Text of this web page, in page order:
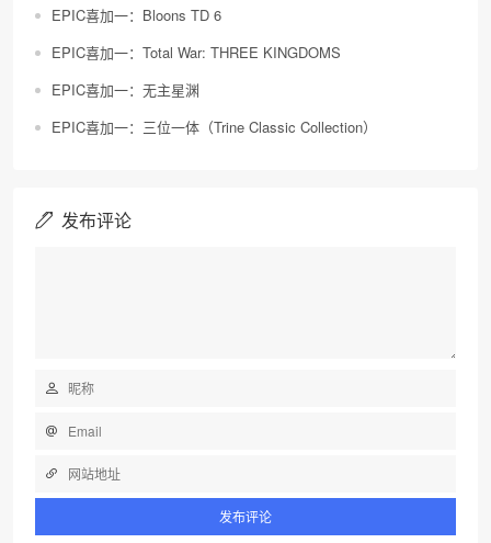
EPIC喜加一：Bloons TD 6
EPIC喜加一：Total War: THREE KINGDOMS
EPIC喜加一：无主星渊
EPIC喜加一：三位一体（Trine Classic Collection）
发布评论